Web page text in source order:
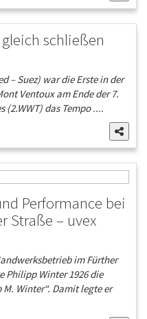
schließen
– Suez) war die Erste in der
Ventoux am Ende der 7.
(2.WWT) das Tempo ....
Performance bei
Straße – uvex
im Fürther
Philipp Winter 1926 die
Winter“. Damit legte er